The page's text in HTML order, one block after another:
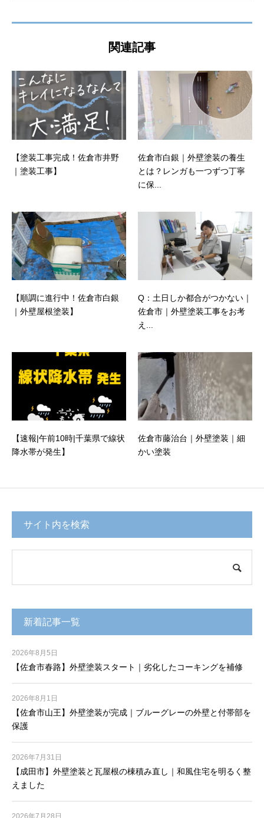
関連記事
【塗装工事完成！佐倉市井野
｜塗装工事】
佐倉市白銀｜外壁塗装の養生
とは？レンガも一つずつ丁寧
に保...
【順調に進行中！佐倉市白銀
｜外壁屋根塗装】
Q：土日しか都合がつかない｜
佐倉市｜外壁塗装工事をお考
え...
【速報|午前10時|千葉県で線状
降水帯が発生】
佐倉市藤治台｜外壁塗装｜細
かい塗装
サイト内を検索
新着記事一覧
【佐倉市春路】外壁塗装スタート｜劣化したコーキングを補修
2026年8月5日
【佐倉市山王】外壁塗装が完成｜ブルーグレーの外壁と付帯部を
保護
2026年8月1日
【成田市】外壁塗装と瓦屋根の棟積み直し｜和風住宅を明るく整
えました
2026年7月31日